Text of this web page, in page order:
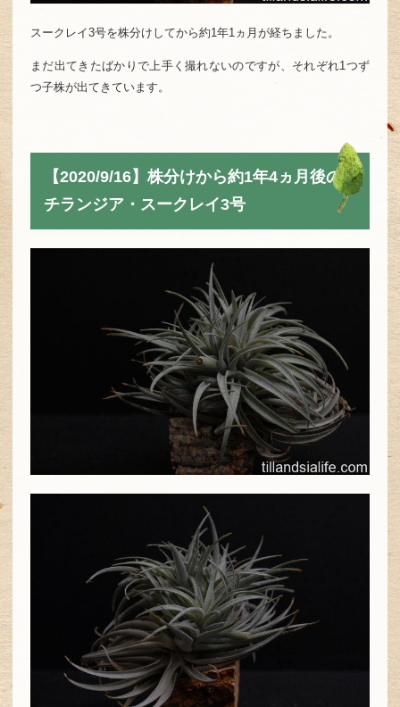
スークレイ3号を株分けしてから約1年1ヵ月が経ちました。
まだ出てきたばかりで上手く撮れないのですが、それぞれ1つず
つ子株が出てきています。
【2020/9/16】株分けから約1年4ヵ月後の
チランジア・スークレイ3号